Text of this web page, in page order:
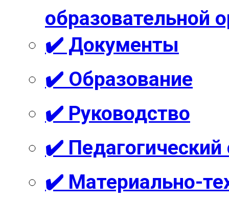
образовательной
✔️ Документы
✔️ Образование
✔️ Руководство
✔️ Педагогический
✔️ Материально-